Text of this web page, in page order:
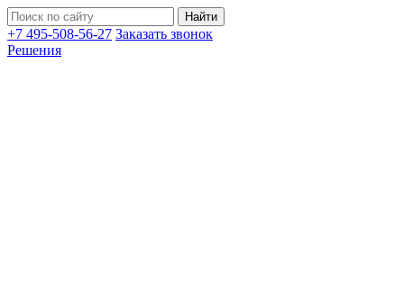
+7 495-508-56-27 Заказать звонок
Решения